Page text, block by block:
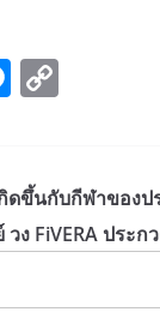
M
e
n
g
er
C
y
Li
n
k
ดขึ้นกับกีฬาของป
วง FiVERA ประก